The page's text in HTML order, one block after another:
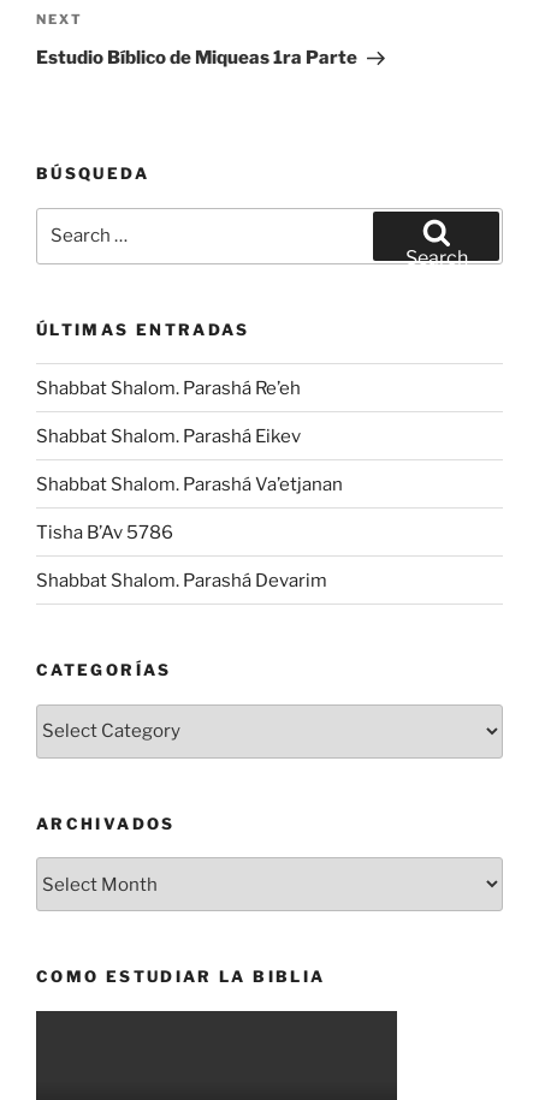
Next
Post
NEXT
Estudio Bíblico de Miqueas 1ra Parte
BÚSQUEDA
Search
ÚLTIMAS ENTRADAS
Shabbat Shalom. Parashá Re’eh
Shabbat Shalom. Parashá Eikev
Shabbat Shalom. Parashá Va’etjanan
Tisha B’Av 5786
Shabbat Shalom. Parashá Devarim
CATEGORÍAS
Categorías
ARCHIVADOS
COMO ESTUDIAR LA BIBLIA